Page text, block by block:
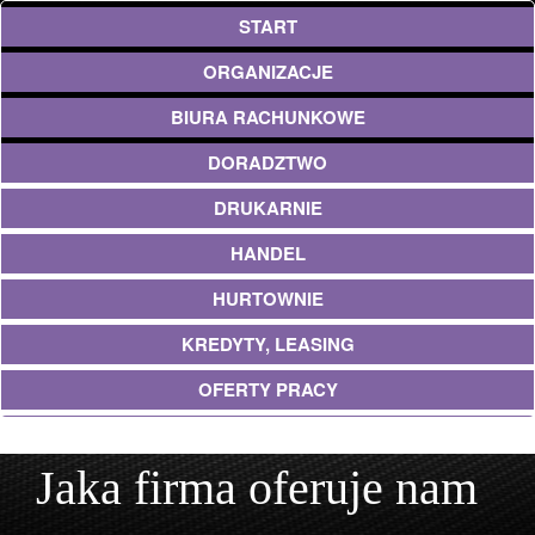
START
ORGANIZACJE
BIURA RACHUNKOWE
DORADZTWO
DRUKARNIE
HANDEL
HURTOWNIE
KREDYTY, LEASING
OFERTY PRACY
EKOLOGIA
ARCHITEKTURA
Jaka firma oferuje nam